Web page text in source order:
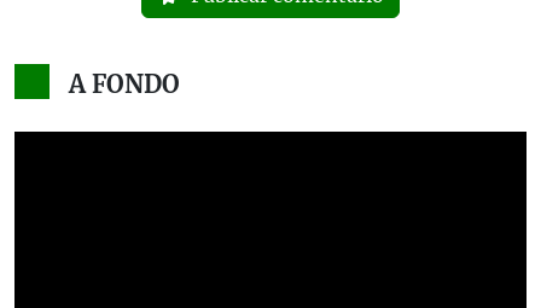
A FONDO